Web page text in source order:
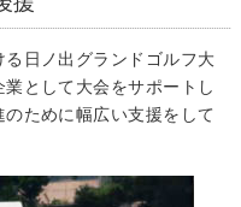
日ノ出グランドゴルフ大
として大会をサポートし
ために幅広い支援をして